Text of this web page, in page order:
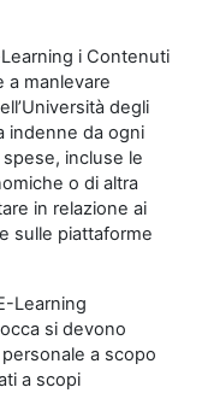
i Contenuti
a manlevare
degli
indenne da ogni
incluse le
o di altra
in relazione ai
sulle piattaforme
Learning
si devono
a scopo
a scopi